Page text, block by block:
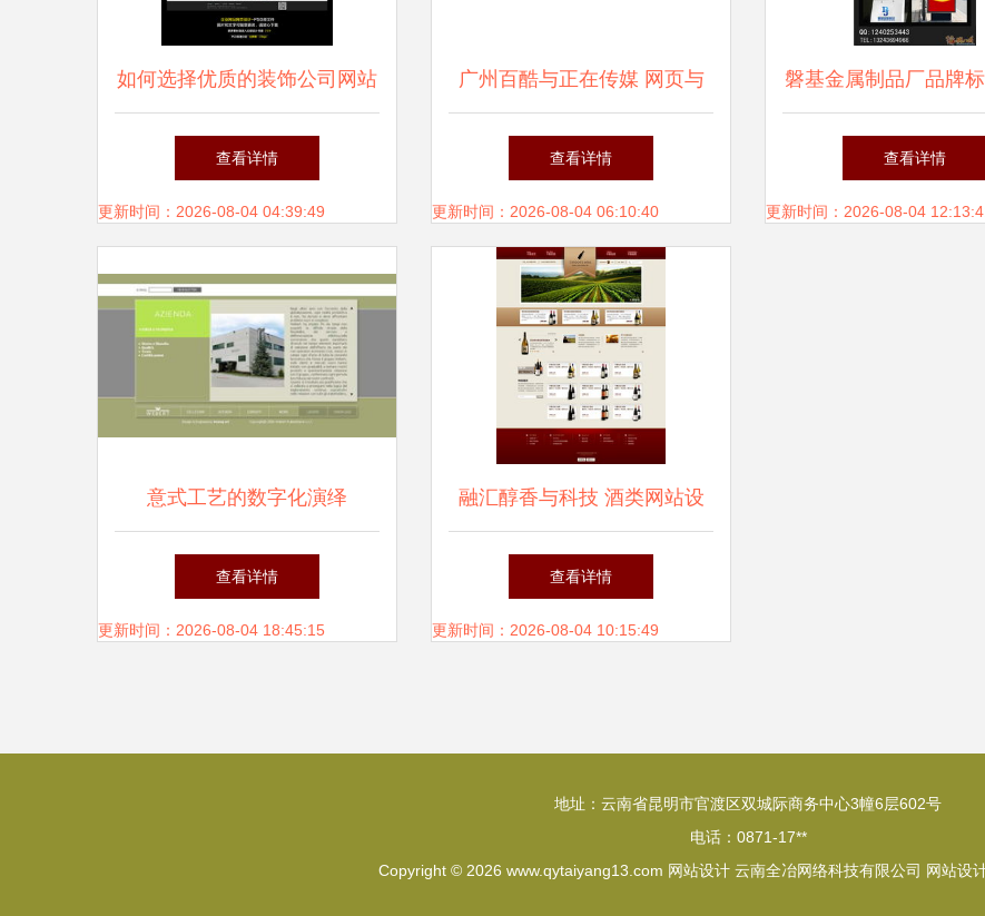
如何选择优质的装饰公司网站
模板 设计素材与美观指南
查看详情
更新时间：2026-08-04 04:39:49
广州百酷与正在传媒 网页与
网站设计的创新实践
查看详情
更新时间：2026-08-04 06:10:40
磐基金属制品厂品牌
页设计 铸造工业美学
转型
查看详情
更新时间：2026-08-04
意式工艺的数字化演绎
Webert水龙头网站设计深度赏
析
查看详情
更新时间：2026-08-04 18:45:15
融汇醇香与科技 酒类网站设
计稿的艺术与功能性解析
查看详情
更新时间：2026-08-04 10:15:49
地址：云南省昆明市官渡区双城际商务中心3幢6层602号
电话：0871-17**
Copyright © 2026 www.qytaiyang13.com 网站设计 云南全冶网络科技有限公司 网站设